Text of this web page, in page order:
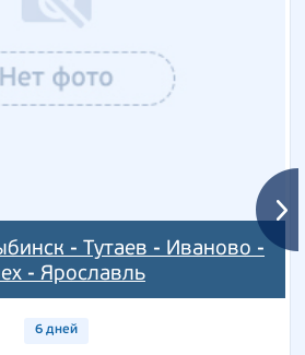
- Тутаев - Иваново -
- Ярославль
6 дней